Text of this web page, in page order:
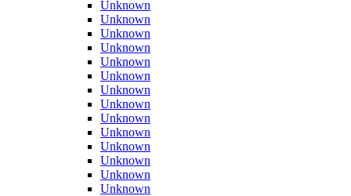
Unknown
Unknown
Unknown
Unknown
Unknown
Unknown
Unknown
Unknown
Unknown
Unknown
Unknown
Unknown
Unknown
Unknown